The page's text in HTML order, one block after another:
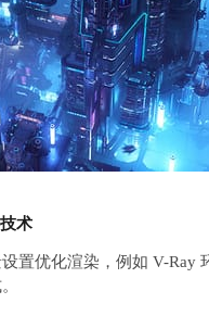
术
置优化渲染，例如 V-Ray